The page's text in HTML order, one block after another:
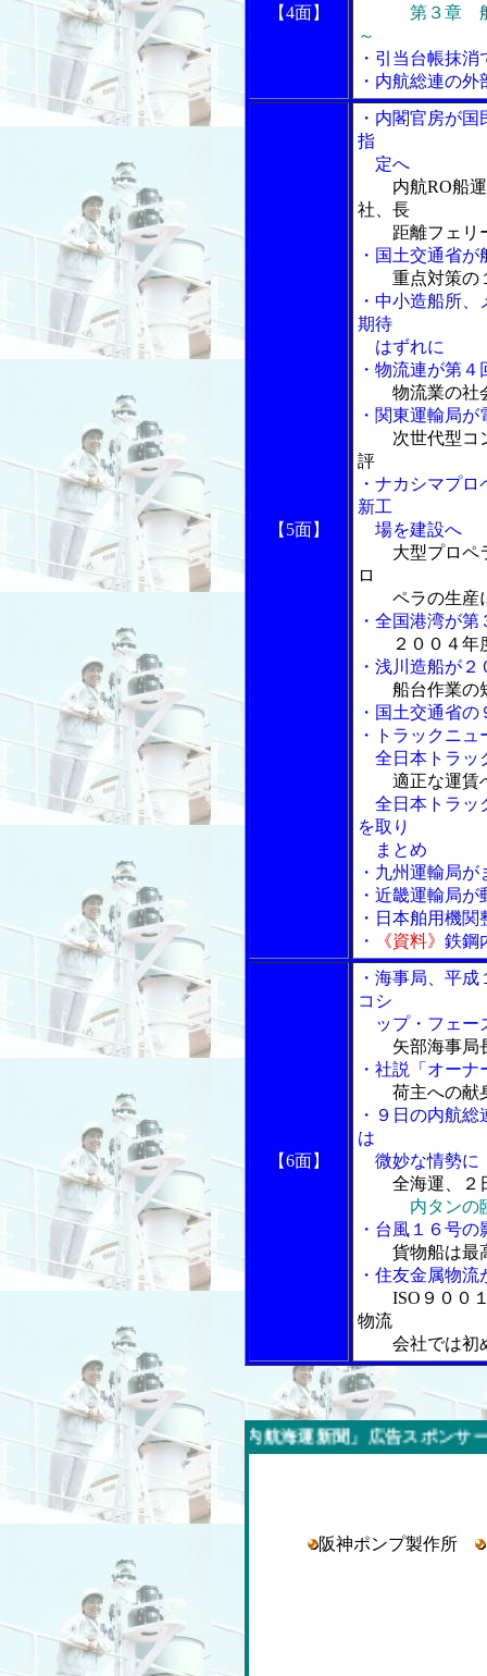
【4面】
第３章
～
・引当台帳抹
・内航総連の
【5面】
・内閣官房が
指
定へ
内航RO船
社、長
距離フェリ
・国土交通省
重点対策の
・中小造船所
期待
はずれに
・物流連が第
物流業の社
・関東運輸局
次世代型コ
評
・ナカシマプ
新工
場を建設へ
大型プロペ
ロ
ペラの生産
・全国港湾が
２００４
・浅川造船が
船台作業の
・国土交通省
・トラックニュ
全日本トラッ
適正な運賃
全日本トラッ
を取り
まとめ
・九州運輸局
・近畿運輸局
・日本舶用機
・
《資料》 鉄鋼
【6面】
・海事局、平
コシ
ップ・フェー
矢部海事局
・社説「オー
荷主への献
・９日の内航
は
微妙な情勢に
全海運、２
内タンの
・台風１６号
貨物船は最
・住友金属物
ISO９００
物流
会社では初
今週の「内航海運新聞」広告スポンサー企業
阪神ポンプ製作所